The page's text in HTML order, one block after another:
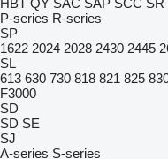
HBT QY SAC SAP SCC SR
P-series R-series
SP
1622 2024 2028 2430 2445
SL
613 630 730 818 821 825
F3000
SD
SD SE
SJ
A-series S-series